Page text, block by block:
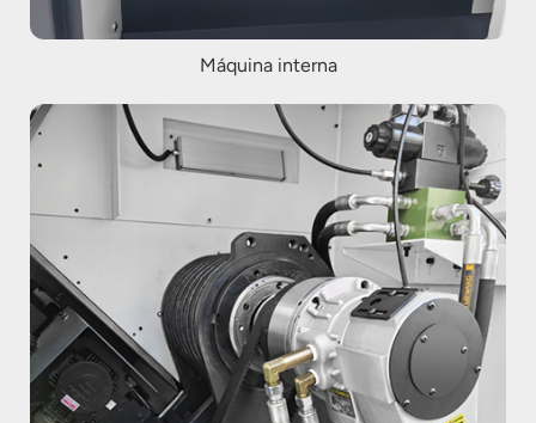
Máquina interna